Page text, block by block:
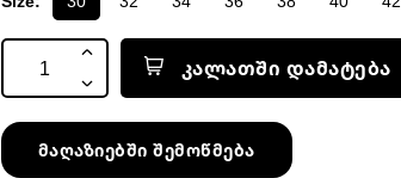
კალათში დამატება
მაღაზიებში შემოწმება